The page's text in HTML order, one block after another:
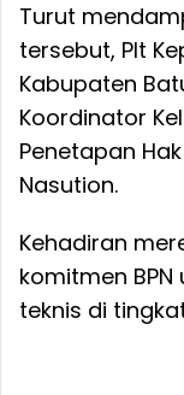
Turut
tersebut, Plt
Kabupaten
Koordinator
Penetapan
Nasution.
Kehadiran
komitmen
teknis di